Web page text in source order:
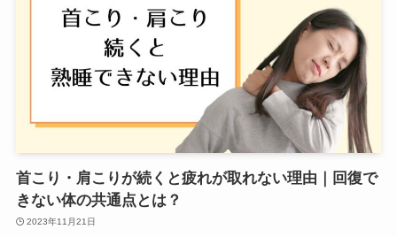
首こり・肩こりが続くと疲れが取れない理由｜回復で
きない体の共通点とは？
2023年11月21日